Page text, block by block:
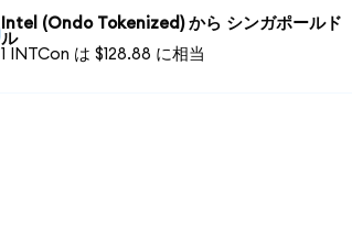
Intel (Ondo Tokenized) から シンガポールド
ル
1 INTCon は $128.88 に相当